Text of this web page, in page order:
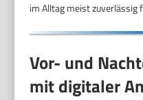
im Alltag meist zuverlässig
Vor- und
mit digitaler